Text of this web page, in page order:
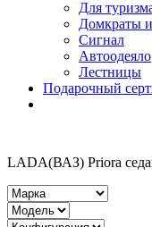
Для
Домкраты
Сигнал
Автоодеяло
Лестницы
Подарочный
LADA(ВАЗ) Priora